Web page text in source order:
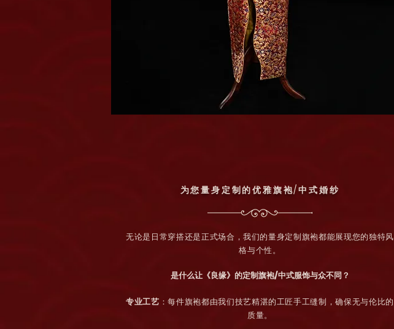
为您量身定制的优雅旗袍/中式婚纱
无论是日常穿搭还是正式场合，我们的量身定制旗袍都能展现您的独特风
格与个性。
是什么让《良缘》的定制旗袍/中式服饰与众不同？
专业工艺 ：每件旗袍都由我们技艺精湛的工匠手工缝制，确保无与伦比的
质量。